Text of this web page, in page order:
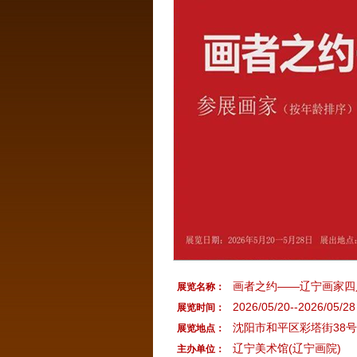
展览名称： 画者之约——辽宁画家四
展览时间： 2026/05/20--2026/05/28
展览地点： 沈阳市和平区彩塔街38号
主办单位： 辽宁美术馆(辽宁画院)